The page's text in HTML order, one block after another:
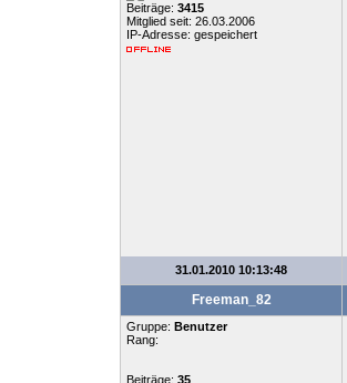
Beiträge: 3415
Mitglied seit: 26.03.2006
IP-Adresse: gespeichert
31.01.2010 10:13:48
Freeman_82
Gruppe: Benutzer
Rang:
Beiträge: 35